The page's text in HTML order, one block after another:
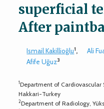
superficial
After
Ismail Kakillioğlu1, Ali
Afife Uğuz3
1Department of Cardiovascular
Hakkari-Turkey
2Department of Radiology,